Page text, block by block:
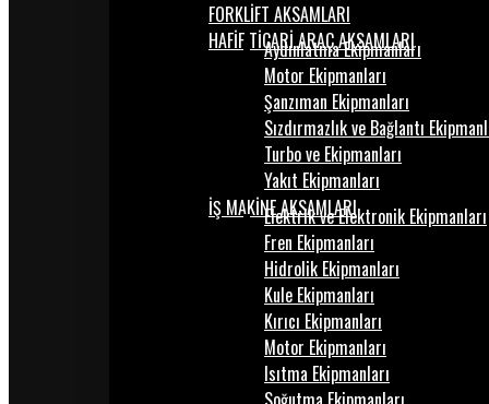
FORKLİFT AKSAMLARI
HAFİF TİCARİ ARAÇ AKSAMLARI
Aydınlatma Ekipmanları
Motor Ekipmanları
Şanzıman Ekipmanları
Sızdırmazlık ve Bağlantı
Turbo ve Ekipmanları
Yakıt Ekipmanları
İŞ MAKİNE AKSAMLARI
Elektrik ve Elektronik Ekipmanları
Fren Ekipmanları
Hidrolik Ekipmanları
Kule Ekipmanları
Kırıcı Ekipmanları
Motor Ekipmanları
Isıtma Ekipmanları